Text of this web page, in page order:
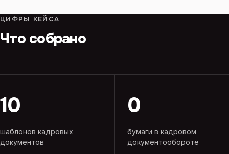
ЦИФРЫ КЕЙСА
Что собрано
10
шаблонов кадровых
документов
0
бумаги в кадровом
документообороте